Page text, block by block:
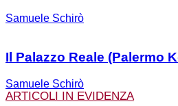
Samuele Schirò
Il Palazzo Reale (Palermo
Samuele Schirò
ARTICOLI IN EVIDENZA